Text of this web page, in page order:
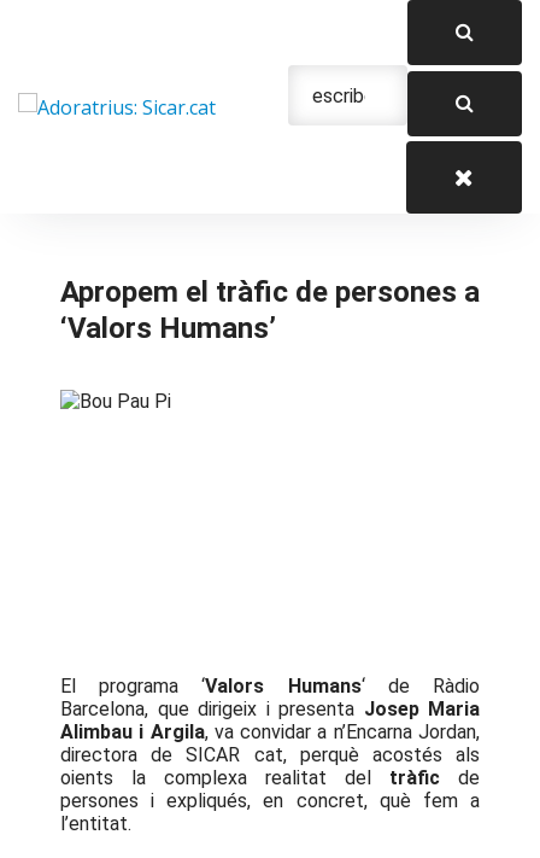
Apropem el tràfic de persones a
‘Valors Humans’
El programa ‘Valors Humans‘ de Ràdio
Barcelona, ​​que dirigeix ​​i presenta Josep Maria
Alimbau i Argila, va convidar a n’Encarna Jordan,
directora de SICAR cat, perquè acostés als
oients la complexa realitat del tràfic de
persones i expliqués, en concret, què fem a
l’entitat.